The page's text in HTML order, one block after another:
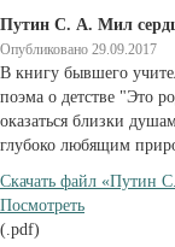
Путин С. А. Мил
Опубликовано 29.09.2017
В книгу бывшего
поэма о детстве "Это
оказаться близки
глубоко любящим
Cкачать файл «Путин
Посмотреть
(.pdf)